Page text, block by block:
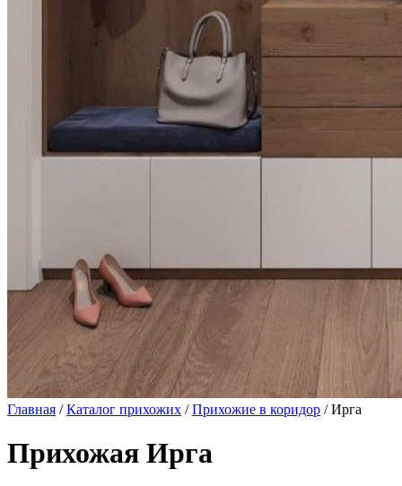
Главная /Каталог прихожих /Прихожие в коридор / Ирга
Прихожая Ирга